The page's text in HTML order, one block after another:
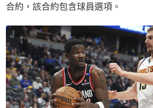
合約，該合約包含球員選項。